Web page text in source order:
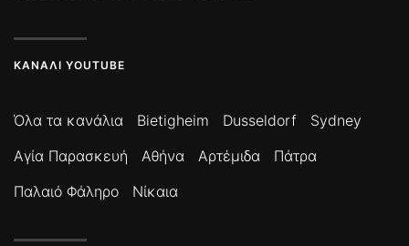
ΚΑΝΆΛΙ YOUTUBE
Όλα τα κανάλια Bietigheim Dusseldorf
Sydney
Αγία Παρασκευή
Αθήνα Αρτέμιδα
Πάτρα
Παλαιό Φάληρο
Νίκαια